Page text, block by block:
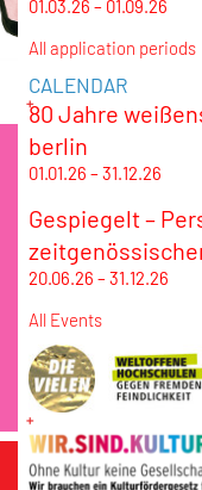
01.03.26 – 01.09.26
All application periods
CALENDAR
80 Jahre
berlin
01.01.26 – 31.12.26
Gespiegelt –
20.06.26 – 31.12.26
All Events